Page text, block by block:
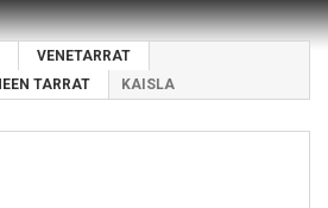
VENETARRAT
TARRAT
KAISLA